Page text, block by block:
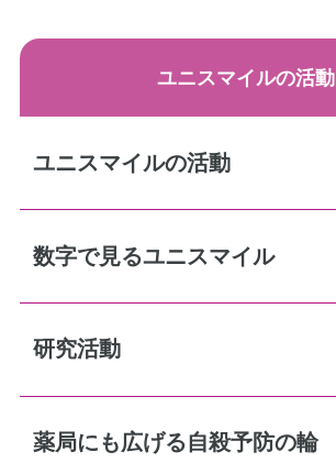
ユニスマイルの活動
ユニスマイルの活動
数字で見るユニスマイル
研究活動
薬局にも広げる自殺予防の輪